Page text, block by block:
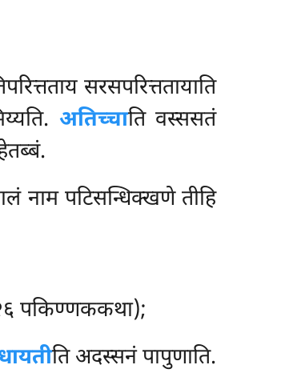
सरसपरित्ततायाति
अतिच्चाति वस्ससतं
नाम पटिसन्धिक्खणे तीहि
पकिण्णककथा);
ति अदस्सनं पापुणाति.